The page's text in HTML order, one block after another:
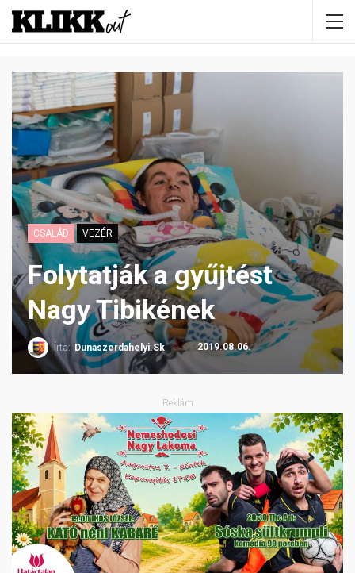
CSALÁD VEZÉR
Folytatják a gyűjtést
Nagy Tibikének
Írta: Dunaszerdahelyi.sk 2019.08.06.
Reklám